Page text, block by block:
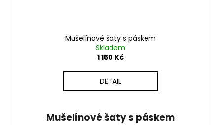
Mušelínové šaty s páskem
Skladem
1 150 Kč
DETAIL
Mušelínové šaty s páskem